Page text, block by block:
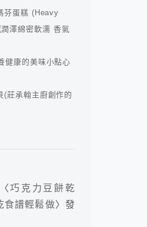
芬蛋糕 (Heavy
澤綿密軟濡 香氣
健康的美味小點心
(莊承翰主廚創作的
巧克力豆餅乾
食譜輕鬆做〉發